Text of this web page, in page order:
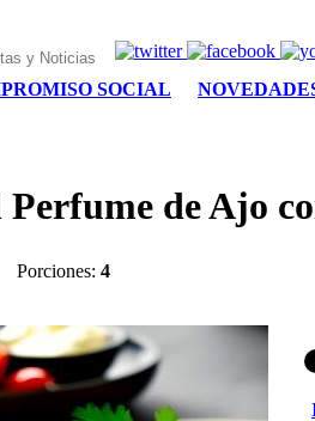
SOCIAL
de Ajo
Porciones: 4